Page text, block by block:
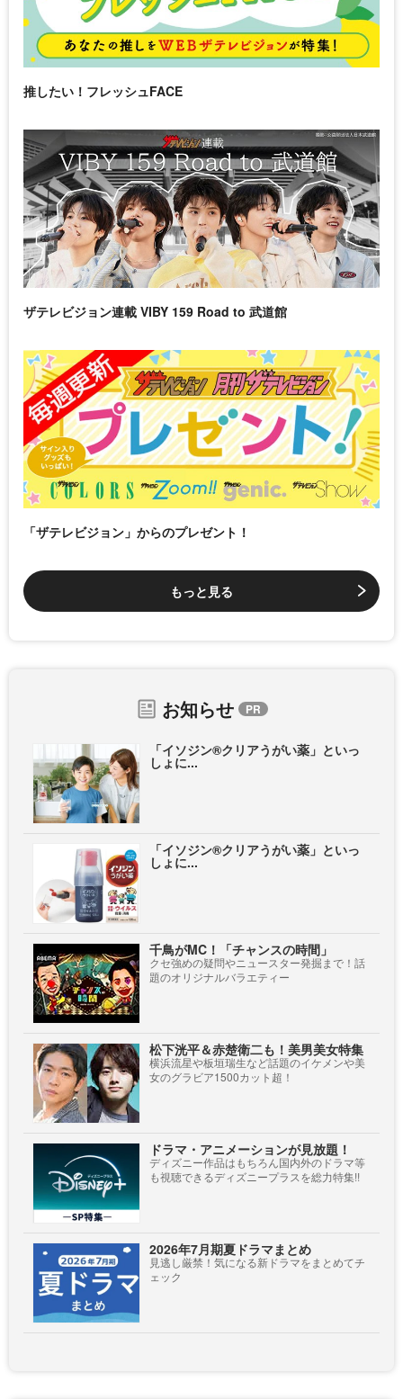
推したい！フレッシュFACE
ザテレビジョン連載 VIBY 159 Road to 武道館
「ザテレビジョン」からのプレゼント！
もっと見る
お知らせ
「イソジン®クリアうがい薬」といっ
しょに...
「イソジン®クリアうがい薬」といっ
しょに...
千鳥がMC！「チャンスの時間」
クセ強めの疑問やニュースター発掘まで！話
題のオリジナルバラエティー
松下洸平＆赤楚衛二も！美男美女特集
横浜流星や板垣瑞生など話題のイケメンや美
女のグラビア1500カット超！
ドラマ・アニメーションが見放題！
ディズニー作品はもちろん国内外のドラマ等
も視聴できるディズニープラスを総力特集!!
2026年7月期夏ドラマまとめ
見逃し厳禁！気になる新ドラマをまとめてチ
ェック